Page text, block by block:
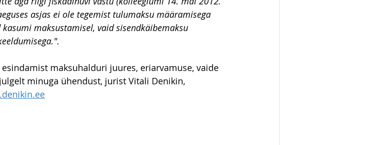
asjas ei ole tegemist tulumaksu määramisega
maksustamisel, vaid sisendkäibemaksu
maksuhalduri juures, eriarvamuse, vaide
minuga ühendust, jurist Vitali Denikin,